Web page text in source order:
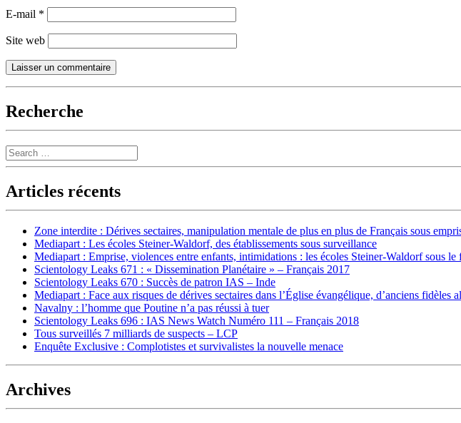
E-mail *
Site web
Recherche
Search
Articles récents
Zone interdite : Dérives sectaires, manipulation mentale de plus en plus de Français sous
Mediapart : Les écoles Steiner-Waldorf, des établissements sous surveillance
Mediapart : Emprise, violences entre enfants, intimidations : les écoles Steiner-Waldorf sous le
Scientology Leaks 671 : « Dissemination Planétaire » – Français 2017
Scientology Leaks 670 : Succès de patron IAS – Inde
Mediapart : Face aux risques de dérives sectaires dans l’Église évangélique, d’anciens fidèles
Navalny : l’homme que Poutine n’a pas réussi à tuer
Scientology Leaks 696 : IAS News Watch Numéro 111 – Français 2018
Tous surveillés 7 milliards de suspects – LCP
Enquête Exclusive : Complotistes et survivalistes la nouvelle menace
Archives